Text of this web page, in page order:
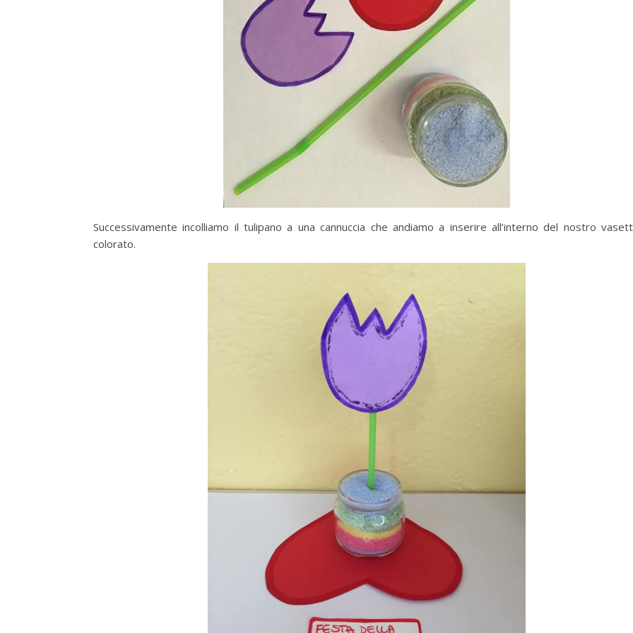
Successivamente incolliamo il tulipano a una cannuccia che andiamo a inserire all’interno del nostro
colorato.